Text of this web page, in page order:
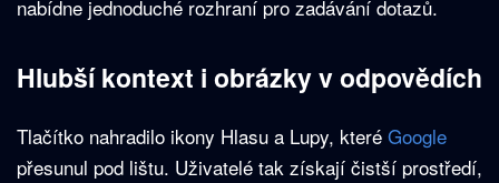
nabídne jednoduché rozhraní pro zadávání dotazů.
Hlubší kontext i obrázky v odpovědích
Tlačítko nahradilo ikony Hlasu a Lupy, které Google
přesunul pod lištu. Uživatelé tak získají čistší prostředí,